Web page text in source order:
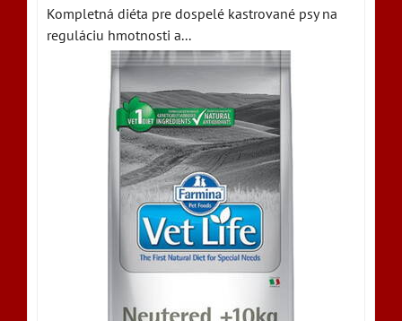
Kompletná diéta pre dospelé kastrované psy na
reguláciu hmotnosti a...